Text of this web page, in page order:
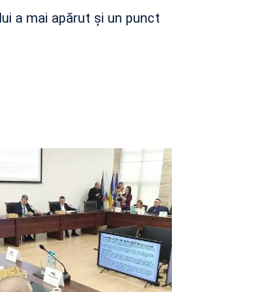
a mai apărut și un punct